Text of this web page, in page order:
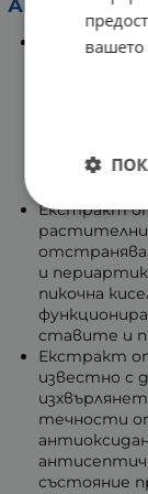
Активни
Екстракт
полезни
нивото на
череши.
действие.
Екстракт
растителни
и
пикочна
ставите и
Екстракт
известно с
течности
състояние
вашето